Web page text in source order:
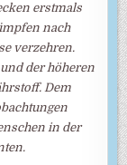
erstmals
nach
verzehren.
der höheren
Dem
in der